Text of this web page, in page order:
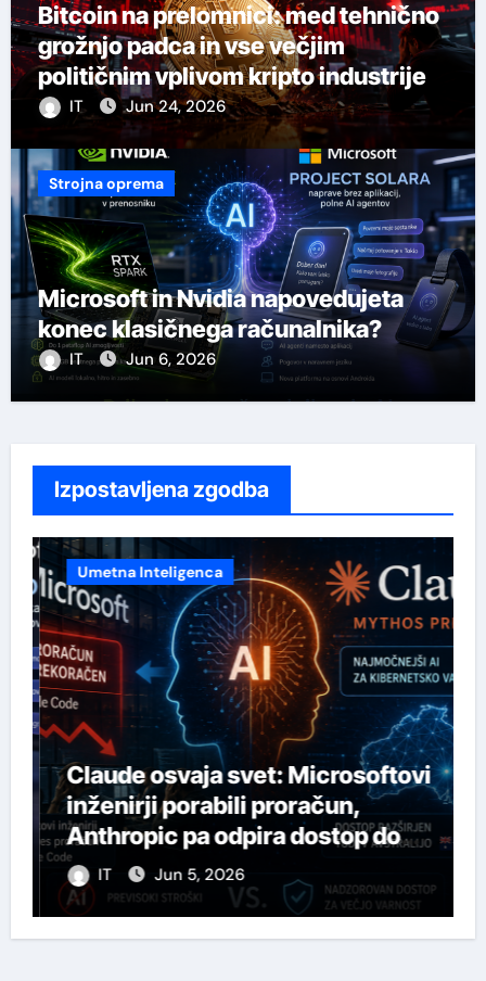
Bitcoin na prelomnici: med tehnično
grožnjo padca in vse večjim
političnim vplivom kripto industrije
IT Jun 24, 2026
Strojna oprema
Microsoft in Nvidia napovedujeta
konec klasičnega računalnika?
IT Jun 6, 2026
Izpostavljena zgodba
Umetna Inteligenca
Claude osvaja svet: Microsoftovi
inženirji porabili proračun,
Anthropic pa odpira dostop do
svojega najmočnejšega AI-ja
IT Jun 5, 2026